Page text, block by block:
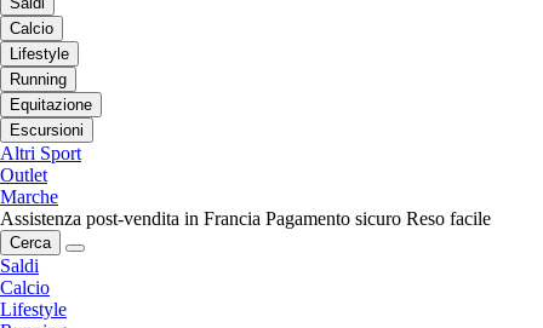
Calcio
Lifestyle
Running
Equitazione
Escursioni
Altri Sport
Outlet
Marche
Assistenza post-vendita in Francia Pagamento sicuro Reso facile
Cerca
Saldi
Calcio
Lifestyle